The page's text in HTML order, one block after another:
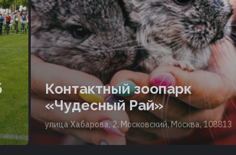
Контактный зоопарк
«Чудесный Рай»
улица Хабарова, 2, Московский, Москва, 108813